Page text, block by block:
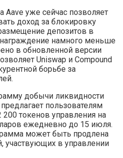
Aave уже сейчас позволяет
доход за блокировку
депозитов в
намного меньше
в обновленной версии
Uniswap и Compound
борьбе за
добычи ликвидности
пользователям
токенов управления на
ежедневно до 15 июля.
может быть продлена
участвующих в управлении